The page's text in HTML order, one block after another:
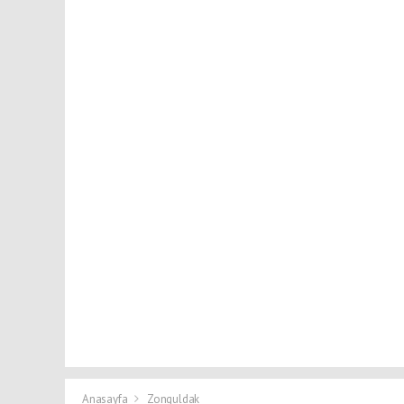
Anasayfa Zonguldak